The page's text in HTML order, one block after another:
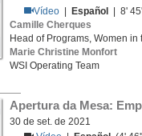
Vídeo
Español | 8'
Camille Cherques
Head of Programs, Women
Marie Christine Monfort
WSI Operating Team
Apertura da Mesa:
30 de set. de 2021